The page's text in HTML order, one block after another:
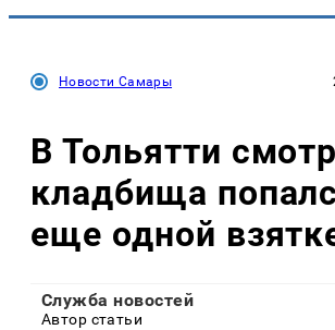
Новости Самары
В Тольятти
кладбища
еще одной
Служба новостей
Автор статьи